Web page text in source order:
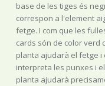
base de les tiges és
correspon a l'element
fetge. I com que les
cards són de color verd
planta ajudarà el fetge i
interpreta les punxes i
planta ajudarà